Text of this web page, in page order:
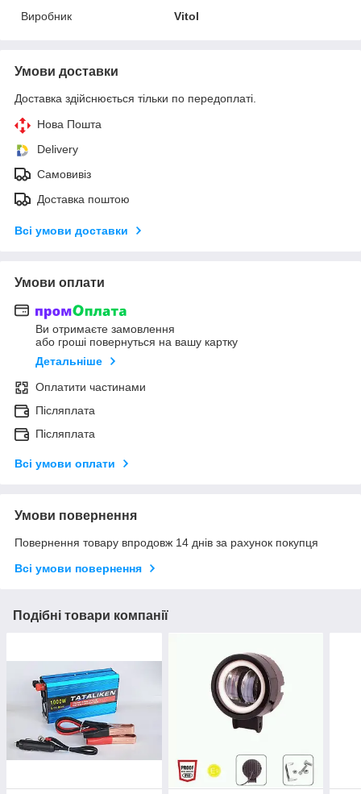
Виробник Vitol
Умови доставки
Доставка здійснюється тільки по передоплаті.
Нова Пошта
Delivery
Самовивіз
Доставка поштою
Всі умови доставки
Умови оплати
Ви отримаєте замовлення
або гроші повернуться на вашу картку
Детальніше
Оплатити частинами
Післяплата
Післяплата
Всі умови оплати
Умови повернення
Повернення товару впродовж 14 днів за рахунок покупця
Всі умови повернення
Подібні товари компанії